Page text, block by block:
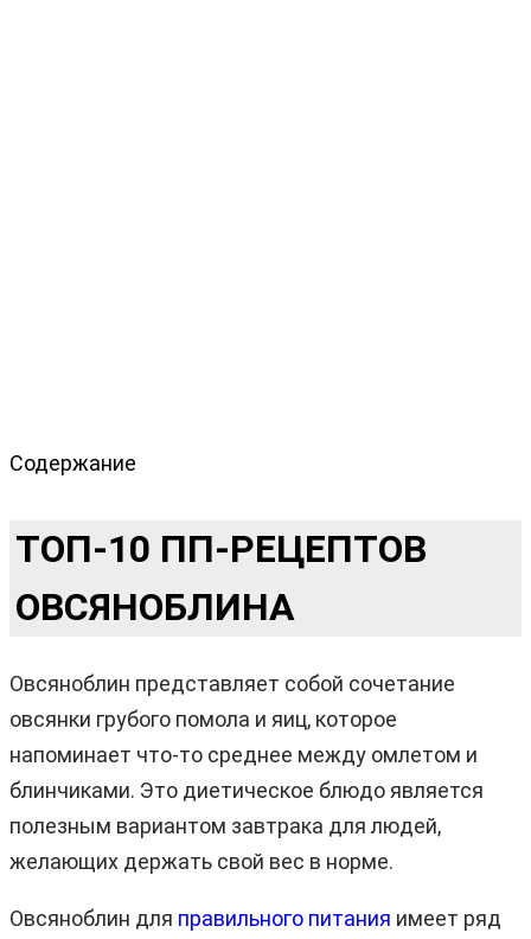
Содержание
ТОП-10 ПП-РЕЦЕПТОВ
ОВСЯНОБЛИНА
Овсяноблин представляет собой сочетание
овсянки грубого помола и яиц, которое
напоминает что-то среднее между омлетом и
блинчиками. Это диетическое блюдо является
полезным вариантом завтрака для людей,
желающих держать свой вес в норме.
Овсяноблин для правильного питания имеет ряд